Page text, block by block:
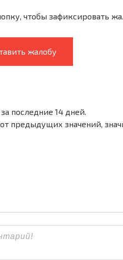
чтобы зафиксировать
жалобу
последние 14 дней.
предыдущих значений,